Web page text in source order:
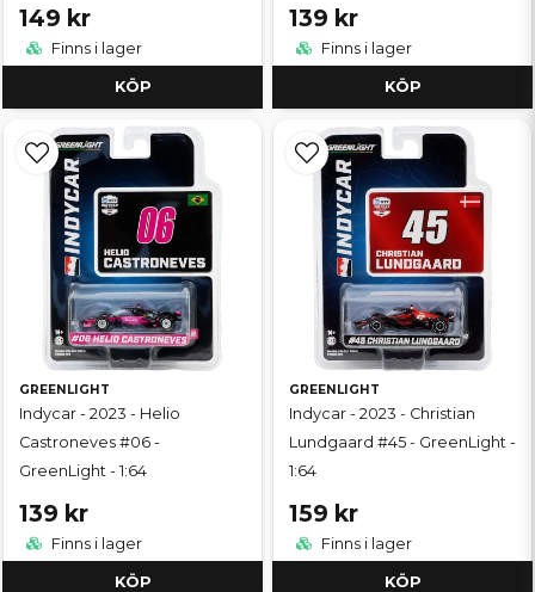
149 kr
Finns i lager
KÖP
139 kr
Finns i lager
KÖP
GREENLIGHT
Indycar - 2023 - Helio
Castroneves #06 -
GreenLight - 1:64
139 kr
Finns i lager
KÖP
GREENLIGHT
Indycar - 2023 - Christian
Lundgaard #45 - GreenLight -
1:64
159 kr
Finns i lager
KÖP